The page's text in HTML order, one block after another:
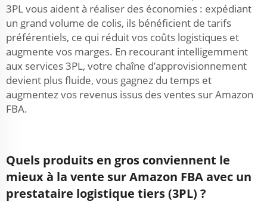
3PL vous aident à réaliser des économies : expédiant
un grand volume de colis, ils bénéficient de tarifs
préférentiels, ce qui réduit vos coûts logistiques et
augmente vos marges. En recourant intelligemment
aux services 3PL, votre chaîne d’approvisionnement
devient plus fluide, vous gagnez du temps et
augmentez vos revenus issus des ventes sur Amazon
FBA.
Quels produits en gros conviennent le
mieux à la vente sur Amazon FBA avec un
prestataire logistique tiers (3PL) ?